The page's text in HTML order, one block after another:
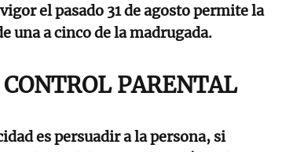
el pasado 31 de agosto permite la
una a cinco de la madrugada.
PARENTAL
es persuadir a la persona, si